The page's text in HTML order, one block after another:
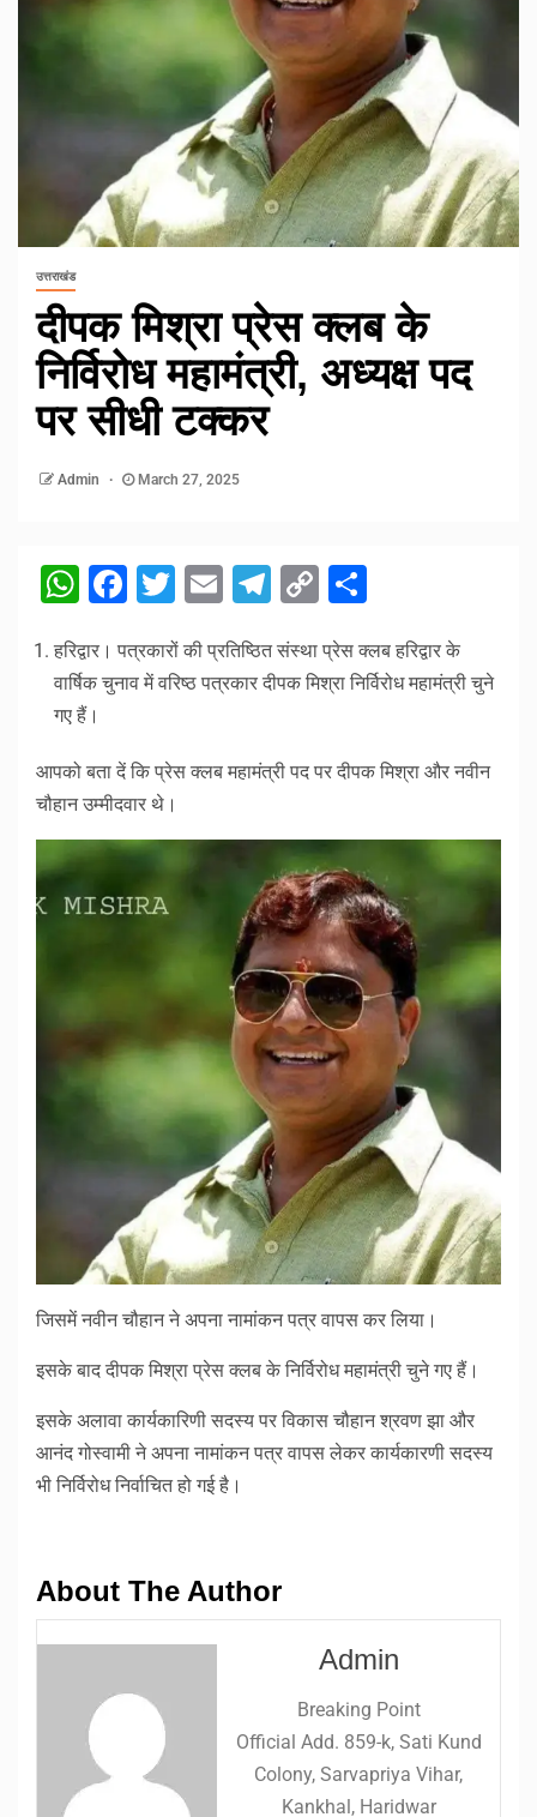
उत्तराखंड
दीपक मिश्रा प्रेस क्लब के
निर्विरोध महामंत्री, अध्यक्ष पद
पर सीधी टक्कर
Admin March 27, 2025
WhatsApp
Facebook
Twitter
EmailTelegram
Copy
हरिद्वार। पत्रकारों की प्रतिष्ठित संस्था प्रेस क्लब हरिद्वार के
वार्षिक चुनाव में वरिष्ठ पत्रकार दीपक मिश्रा निर्विरोध महामंत्री चुने
गए हैं।
आपको बता दें कि प्रेस क्लब महामंत्री पद पर दीपक मिश्रा और नवीन
चौहान उम्मीदवार थे।
जिसमें नवीन चौहान ने अपना नामांकन पत्र वापस कर लिया।
इसके बाद दीपक मिश्रा प्रेस क्लब के निर्विरोध महामंत्री चुने गए हैं।
इसके अलावा कार्यकारिणी सदस्य पर विकास चौहान श्रवण झा और
आनंद गोस्वामी ने अपना नामांकन पत्र वापस लेकर कार्यकारणी सदस्य
भी निर्विरोध निर्वाचित हो गई है।
About The Author
Admin
Breaking Point
Official Add. 859-k, Sati Kund
Colony, Sarvapriya Vihar,
Kankhal, Haridwar